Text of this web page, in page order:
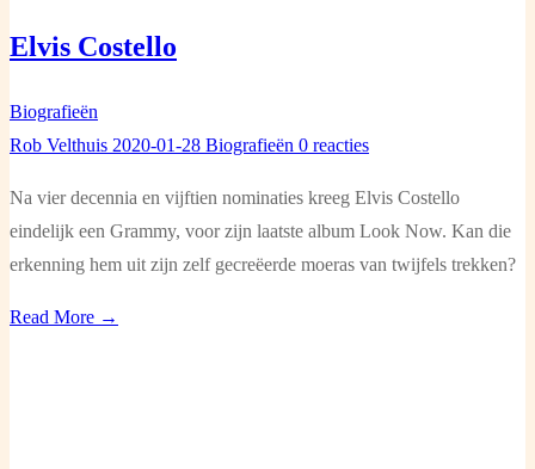
Elvis Costello
Biografieën
Rob Velthuis 2020-01-28 Biografieën 0 reacties
Na vier decennia en vijftien nominaties kreeg Elvis Costello
eindelijk een Grammy, voor zijn laatste album Look Now. Kan die
erkenning hem uit zijn zelf gecreëerde moeras van twijfels trekken?
Read More →